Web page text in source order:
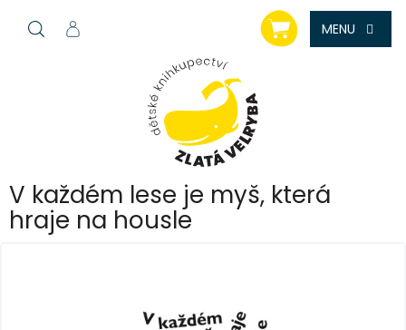
NÁKUPNÍ
KOŠÍK
V každém lese je myš, která
hraje na housle